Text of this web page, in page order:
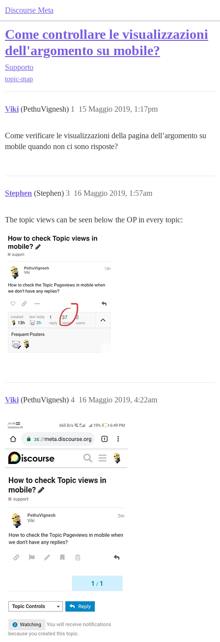
Discourse Meta
Come controllare le visualizzazioni
dell'argomento su mobile?
Supporto
topic-map
Viki (PethuVignesh) 15 Maggio 2019, 1:17pm
1
Come verificare le visualizzazioni della pagina dell’argomento su
mobile quando non ci sono risposte?
Stephen (Stephen) 16 Maggio 2019, 1:57am
3
The topic views can be seen below the OP in every topic:
Viki (PethuVignesh) 16 Maggio 2019, 4:22am
4